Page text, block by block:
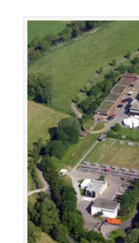
für
Lorem ipsum dolor sit
elit. Aenean